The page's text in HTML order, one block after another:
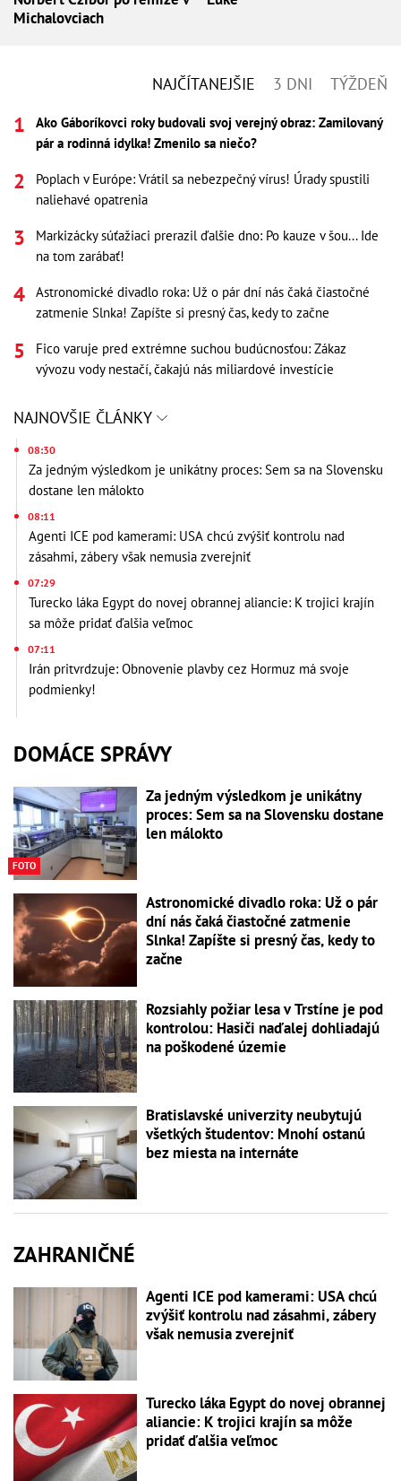
Michalovciach
NAJČÍTANEJŠIE 3 DNI TÝŽDEŇ
Ako Gáboríkovci roky budovali svoj verejný obraz: Zamilovaný
pár a rodinná idylka! Zmenilo sa niečo?
Poplach v Európe: Vrátil sa nebezpečný vírus! Úrady spustili
naliehavé opatrenia
Markizácky súťažiaci prerazil ďalšie dno: Po kauze v šou... Ide
na tom zarábať!
Astronomické divadlo roka: Už o pár dní nás čaká čiastočné
zatmenie Slnka! Zapíšte si presný čas, kedy to začne
Fico varuje pred extrémne suchou budúcnosťou: Zákaz
vývozu vody nestačí, čakajú nás miliardové investície
NAJNOVŠIE ČLÁNKY
08:30
Za jedným výsledkom je unikátny proces: Sem sa na Slovensku
dostane len málokto
08:11
Agenti ICE pod kamerami: USA chcú zvýšiť kontrolu nad
zásahmi, zábery však nemusia zverejniť
07:29
Turecko láka Egypt do novej obrannej aliancie: K trojici krajín
sa môže pridať ďalšia veľmoc
07:11
Irán pritvrdzuje: Obnovenie plavby cez Hormuz má svoje
podmienky!
DOMÁCE SPRÁVY
FOTO
Za jedným výsledkom je unikátny
proces: Sem sa na Slovensku dostane
len málokto
Astronomické divadlo roka: Už o pár
dní nás čaká čiastočné zatmenie
Slnka! Zapíšte si presný čas, kedy to
začne
Rozsiahly požiar lesa v Trstíne je pod
kontrolou: Hasiči naďalej dohliadajú
na poškodené územie
Bratislavské univerzity neubytujú
všetkých študentov: Mnohí ostanú
bez miesta na internáte
ZAHRANIČNÉ
Agenti ICE pod kamerami: USA chcú
zvýšiť kontrolu nad zásahmi, zábery
však nemusia zverejniť
Turecko láka Egypt do novej obrannej
aliancie: K trojici krajín sa môže
pridať ďalšia veľmoc